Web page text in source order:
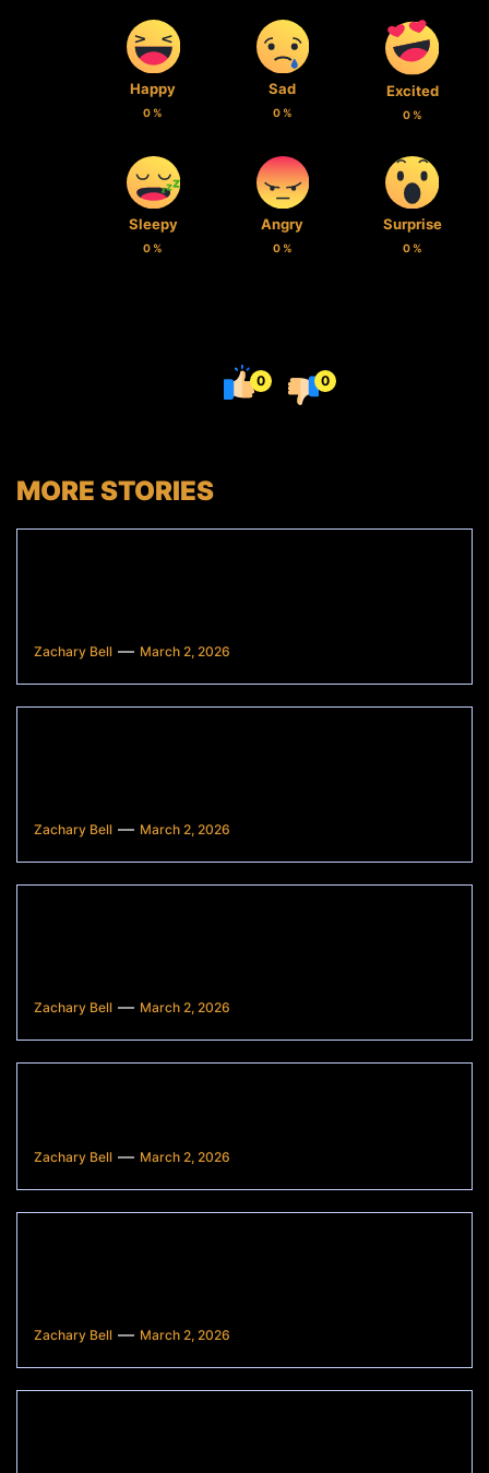
Happy
0%
Sad
0%
Excited
0%
Sleepy
0%
Angry
0%
Surprise
0%
0 0
MORE STORIES
Zachary Bell March 2, 2026
Zachary Bell March 2, 2026
Zachary Bell March 2, 2026
Zachary Bell March 2, 2026
Zachary Bell March 2, 2026